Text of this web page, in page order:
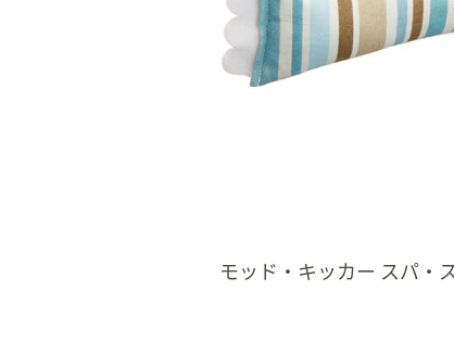
モッド・キッカー スパ・